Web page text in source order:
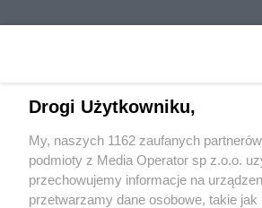
Wydawca mediówlokalnych
Drogi Użytkowniku,
My, naszych 1162 zaufanych
podmioty z Media Operator sp z.o.o.
przechowujemy informacje na
przetwarzamy dane osobowe, takie jak